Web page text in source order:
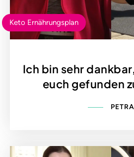
Keto Ernährungsplan
Ich bin sehr
euch gefunden
PETRA